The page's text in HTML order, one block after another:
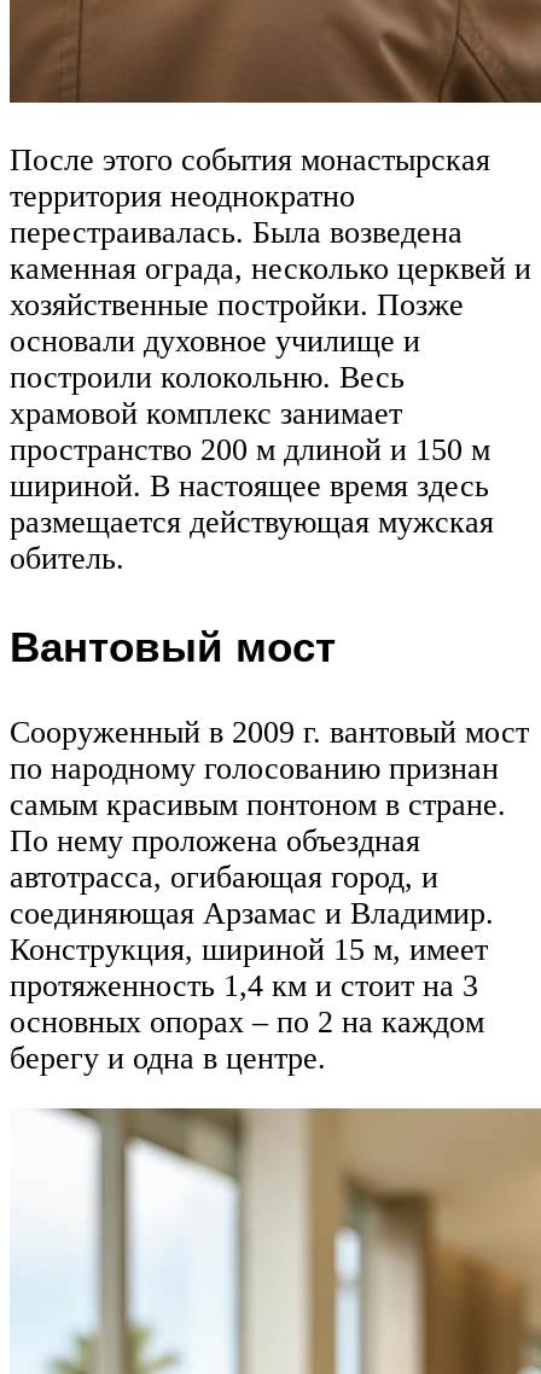
После этого события монастырская
территория неоднократно
перестраивалась. Была возведена
каменная ограда, несколько церквей и
хозяйственные постройки. Позже
основали духовное училище и
построили колокольню. Весь
храмовой комплекс занимает
пространство 200 м длиной и 150 м
шириной. В настоящее время здесь
размещается действующая мужская
обитель.
Вантовый мост
Сооруженный в 2009 г. вантовый мост
по народному голосованию признан
самым красивым понтоном в стране.
По нему проложена объездная
автотрасса, огибающая город, и
соединяющая Арзамас и Владимир.
Конструкция, шириной 15 м, имеет
протяженность 1,4 км и стоит на 3
основных опорах – по 2 на каждом
берегу и одна в центре.